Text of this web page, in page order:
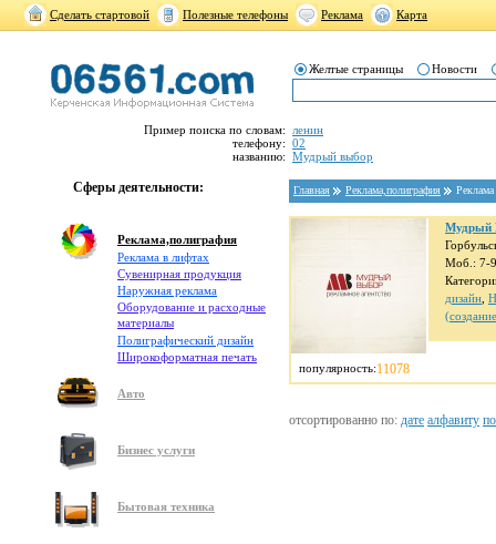
Сделать стартовой Полезные телефоны Реклама Карта
Желтые страницы Новости
Пример поиска по словам:
телефону:
названию:
ленин
02
Мудрый выбор
Сферы деятельности:
Реклама,полиграфия
Реклама в лифтах
Cувенирная продукция
Наружная реклама
Оборудование и расходные
материалы
Полиграфический дизайн
Широкоформатная печать
Авто
Бизнес услуги
Бытовая техника
Главная Реклама,полиграфия
популярность:11078
Мудрый
Моб.: 7-
дизайн
отсортированно по: дате алфавиту